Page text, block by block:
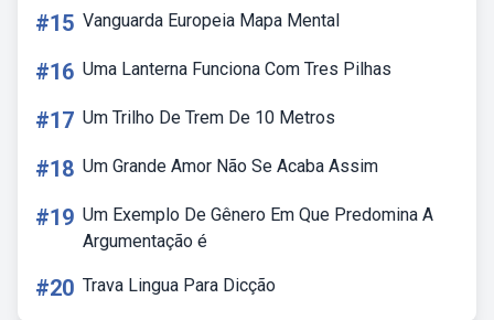
#15 Vanguarda Europeia Mapa Mental
#16 Uma Lanterna Funciona Com Tres Pilhas
#17 Um Trilho De Trem De 10 Metros
#18 Um Grande Amor Não Se Acaba Assim
#19 Um Exemplo De Gênero Em Que Predomina A
Argumentação é
#20 Trava Lingua Para Dicção